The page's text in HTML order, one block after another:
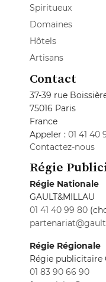
Spiritueux
Domaines
Hôtels
Artisans
Contact
37-39 rue
75016 Paris
France
Appeler : 01 41 40
Contactez-nous
Régie
Régie Nationale
GAULT&MILLAU
01 41 40 99 80
Régie Régionale
Régie publicitaire
01 83 90 66 90